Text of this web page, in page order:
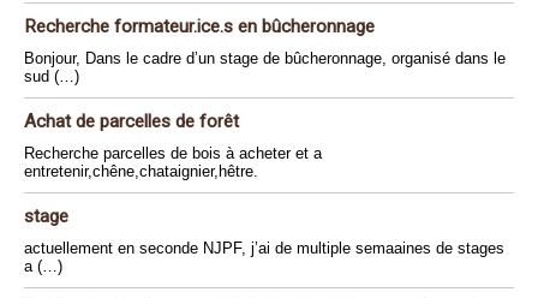
Recherche formateur.ice.s en bûcheronnage
Bonjour, Dans le cadre d’un stage de bûcheronnage, organisé dans le
sud (…)
Achat de parcelles de forêt
Recherche parcelles de bois à acheter et a
entretenir,chêne,chataignier,hêtre.
stage
actuellement en seconde NJPF, j’ai de multiple semaaines de stages
a (…)